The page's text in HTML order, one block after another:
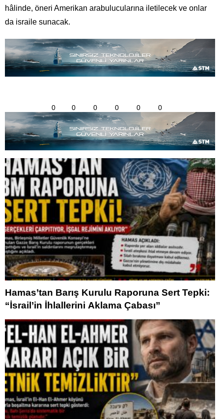
hâlinde, öneri Amerikan arabulucularına iletilecek ve onlar
da israile sunacak.
0 0 0 0 0 0
Hamas’tan Barış Kurulu Raporuna Sert Tepki:
“İsrail’in İhlallerini Aklama Çabası”